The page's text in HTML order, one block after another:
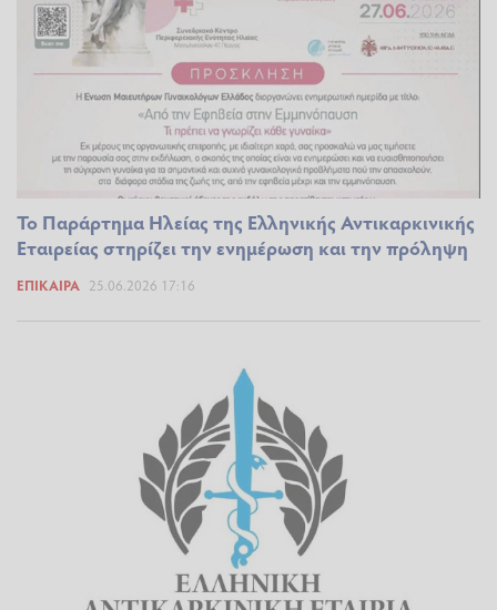
Το Παράρτημα Ηλείας της Ελληνικής Αντικαρκινικής
Εταιρείας στηρίζει την ενημέρωση και την πρόληψη
ΕΠΊΚΑΙΡΑ 25.06.2026 17:16